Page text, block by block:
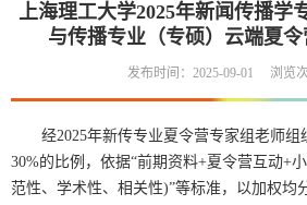
上海理工大学2025年新闻传播学
与传播专业（专硕）云端夏
发布时间：2025-09-01 浏览
经2025年新传专业夏令营专家组老师
30%的比例，依据“前期资料+夏令营互动+
范性、学术性、相关性)”等标准，以加权均